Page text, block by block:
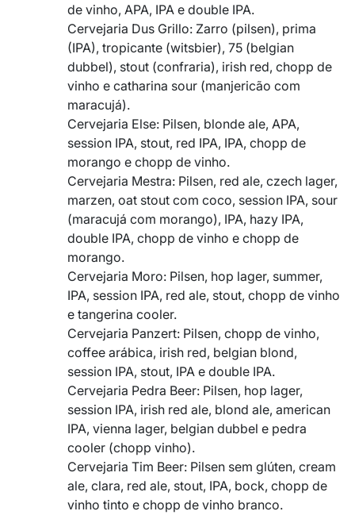
de vinho, APA, IPA e double IPA.
Cervejaria Dus Grillo: Zarro (pilsen), prima
(IPA), tropicante (witsbier), 75 (belgian
dubbel), stout (confraria), irish red, chopp de
vinho e catharina sour (manjericão com
maracujá).
Cervejaria Else: Pilsen, blonde ale, APA,
session IPA, stout, red IPA, IPA, chopp de
morango e chopp de vinho.
Cervejaria Mestra: Pilsen, red ale, czech lager,
marzen, oat stout com coco, session IPA, sour
(maracujá com morango), IPA, hazy IPA,
double IPA, chopp de vinho e chopp de
morango.
Cervejaria Moro: Pilsen, hop lager, summer,
IPA, session IPA, red ale, stout, chopp de vinho
e tangerina cooler.
Cervejaria Panzert: Pilsen, chopp de vinho,
coffee arábica, irish red, belgian blond,
session IPA, stout, IPA e double IPA.
Cervejaria Pedra Beer: Pilsen, hop lager,
session IPA, irish red ale, blond ale, american
IPA, vienna lager, belgian dubbel e pedra
cooler (chopp vinho).
Cervejaria Tim Beer: Pilsen sem glúten, cream
ale, clara, red ale, stout, IPA, bock, chopp de
vinho tinto e chopp de vinho branco.